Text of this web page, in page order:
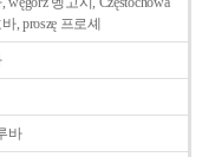
, proszę 프로셰
바